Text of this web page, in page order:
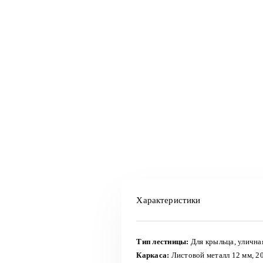
Характеристики
Тип лестницы: Для крыльца,
Каркаса: Листовой металл 12 мм,